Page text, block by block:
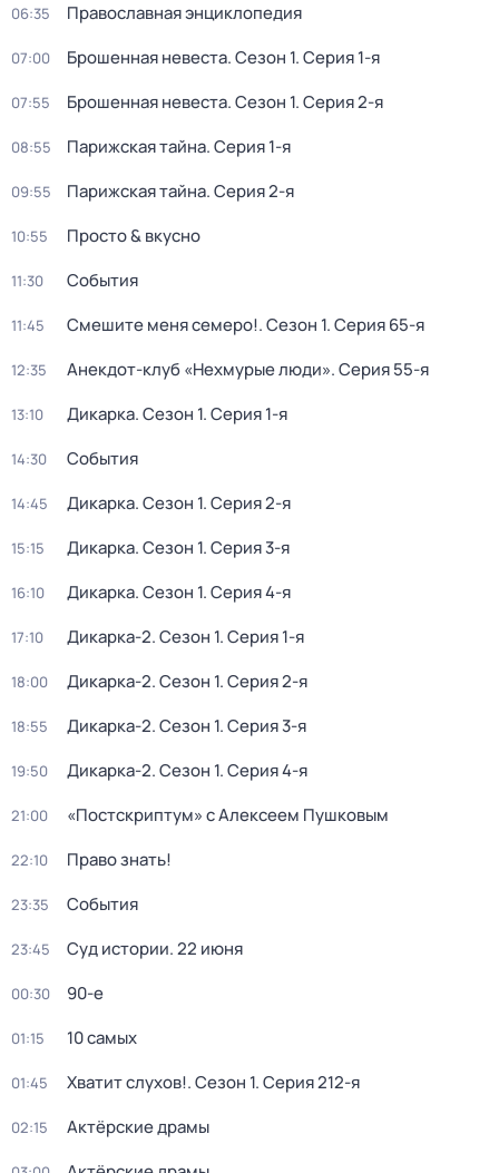
06:35 Православная энциклопедия
07:00 Брошенная невеста. Сезон 1. Серия 1-я
07:55 Брошенная невеста. Сезон 1. Серия 2-я
08:55 Парижская тайна. Серия 1-я
09:55 Парижская тайна. Серия 2-я
10:55 Просто & вкусно
11:30 События
11:45 Смешите меня семеро!. Сезон 1. Серия 65-я
12:35 Анекдот-клуб «Нехмурые люди». Серия 55-я
13:10 Дикарка. Сезон 1. Серия 1-я
14:30 События
14:45 Дикарка. Сезон 1. Серия 2-я
15:15 Дикарка. Сезон 1. Серия 3-я
16:10 Дикарка. Сезон 1. Серия 4-я
17:10 Дикарка-2. Сезон 1. Серия 1-я
18:00 Дикарка-2. Сезон 1. Серия 2-я
18:55 Дикарка-2. Сезон 1. Серия 3-я
19:50 Дикарка-2. Сезон 1. Серия 4-я
21:00 «Постскриптум» с Алексеем Пушковым
22:10 Право знать!
23:35 События
23:45 Суд истории. 22 июня
00:30 90-е
01:15 10 самых
01:45 Хватит слухов!. Сезон 1. Серия 212-я
02:15 Актёрские драмы